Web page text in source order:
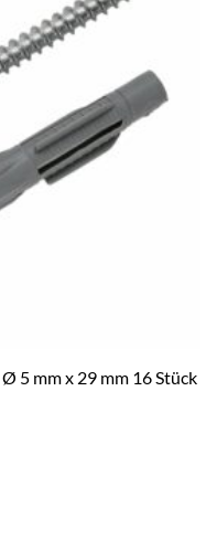
5 mm x 29 mm 16 Stück